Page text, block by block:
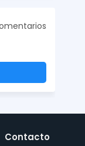
Contacto